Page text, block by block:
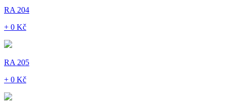
RA 204
+ 0 Kč
RA 205
+ 0 Kč